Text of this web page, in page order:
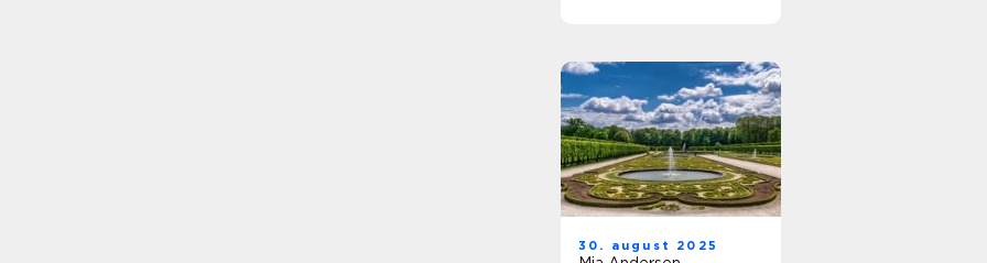
30. august 2025